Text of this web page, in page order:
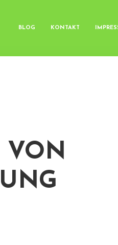
BLOG KONTAKT
VON